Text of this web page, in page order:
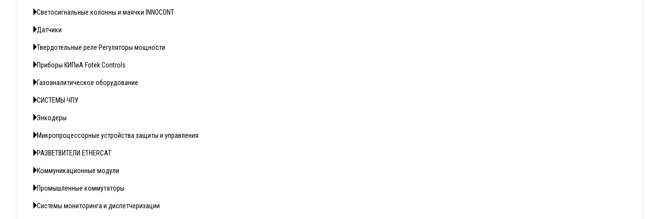
Светосигнальные колонны и маячки INNOCONT
Датчики
Твердотельные реле Регуляторы мощности
Приборы КИПиА Fotek Controls
Газоаналитическое оборудование
СИСТЕМЫ ЧПУ
Энкодеры
Микропроцессорные устройства защиты и управления
РАЗВЕТВИТЕЛИ ETHERCAT
Коммуникационные модули
Промышленные коммутаторы
Системы мониторинга и диспетчеризации